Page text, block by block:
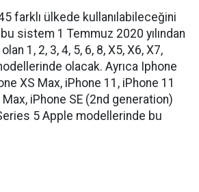
farklı ülkede kullanılabileceğini
bu sistem 1 Temmuz 2020 yılından
1, 2, 3, 4, 5, 6, 8, X5, X6, X7,
olacak. Ayrıca Iphone
XS Max, iPhone 11, iPhone 11
iPhone SE (2nd generation)
5 Apple modellerinde bu